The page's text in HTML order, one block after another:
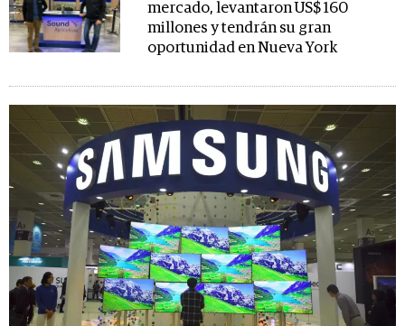
mercado, levantaron US$ 160
millones y tendrán su gran
oportunidad en Nueva York